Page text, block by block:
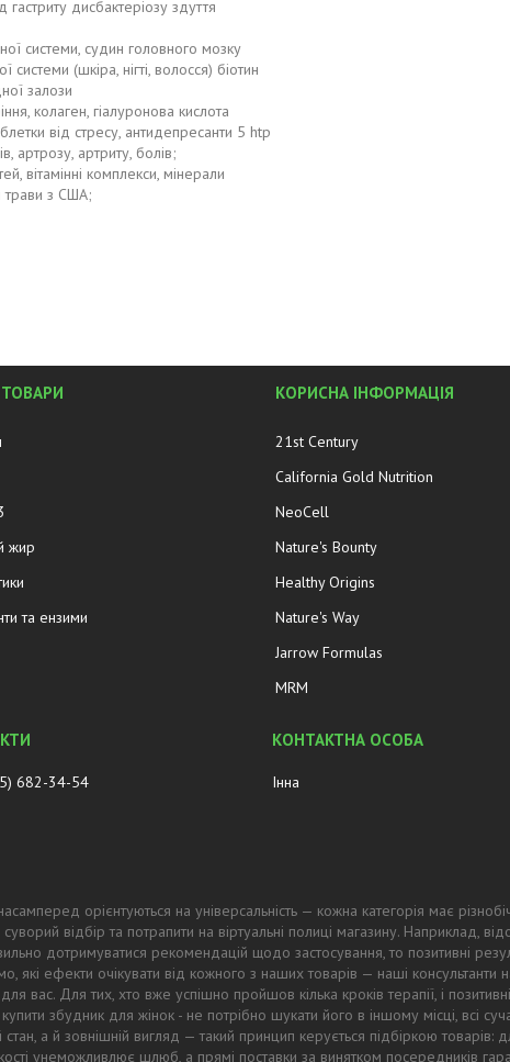
дисбактеріозу здуття
системи, судин головного мозку
(шкіра, нігті, волосся) біотин
залози
колаген, гіалуронова кислота
від стресу, антидепресанти 5 htp
артрозу, артриту, болів;
вітамінні комплекси, мінерали
трави з США;
жир
та ензими
КОРИСНА ІНФОРМАЦІЯ
21st Century
California Gold Nutrition
NeoCell
Nature's Bounty
Healthy Origins
Nature's Way
Jarrow Formulas
MRM
682-34-54 Інна
орієнтуються на універсальність — кожна категорія має
відбір та потрапити на віртуальні полиці магазину. Наприклад,
дотримуватися рекомендацій щодо застосування, то позитивні
які ефекти очікувати від кожного з наших товарів — наші
вас. Для тих, хто вже успішно пройшов кілька кроків терапії, і
збудник для жінок - не потрібно шукати його в іншому місці, всі
а й зовнішній вигляд — такий принцип керується підбіркою
унеможливлює шлюб, а прямі поставки за винятком посередників